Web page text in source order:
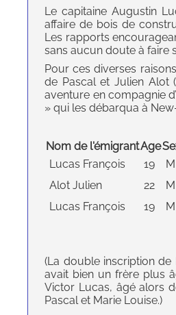
Le capitaine Augustin
affaire de bois de
Les rapports
sans aucun doute à faire
Pour ces diverses
de Pascal et Julien Alot
aventure en compagnie
» qui les débarqua à
Nom de l'émigrantAge
Lucas François
19 M
Alot Julien
22 M
Lucas François
19 M
(La double inscription
avait bien un frère plus
Victor Lucas, âgé alors
Pascal et Marie Louise.)